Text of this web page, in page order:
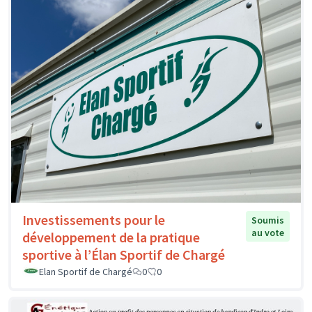
Investissements pour le
développement de la pratique
sportive à l’Élan Sportif de Chargé
Soumis
au vote
Elan Sportif de Chargé 0 0